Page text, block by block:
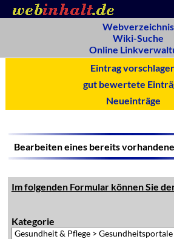
Webverzeichnis
Wiki-Suche
Online
Eintrag
gut bewertete
Neueinträge
Bearbeiten eines bereits
Im folgenden Formular können Sie
Kategorie